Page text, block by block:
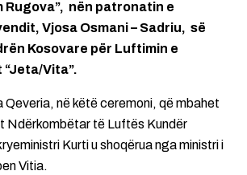
Rugova”, nën patronatin e
Vjosa Osmani – Sadriu, së
Kosovare për Luftimin e
Vita”.
në këtë ceremoni, që mbahet
Ndërkombëtar të Luftës Kundër
Kurti u shoqërua nga ministri i
Vitia.